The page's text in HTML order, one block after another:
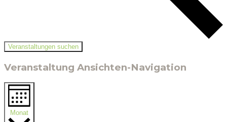
Veranstaltungen suchen
Veranstaltung Ansichten-Navigation
Monat